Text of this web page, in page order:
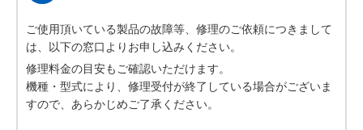
ご使用頂いている製品の故障等、修理のご依頼につきまして
は、以下の窓口よりお申し込みください。
修理料金の目安もご確認いただけます。
機種・型式により、修理受付が終了している場合がございま
すので、あらかじめご了承ください。